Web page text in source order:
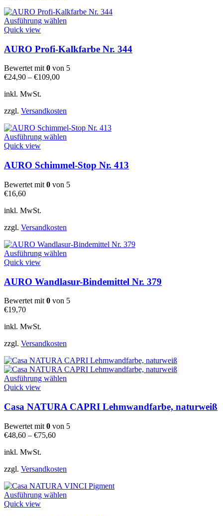
gewählt
Ausführung wählen
mehrere
Varianten
auf.
gewählt
Quick view
AURO Profi-Kalkfarbe Nr. 344
Bewertet mit0 von 5
€24,90 – €109,00
inkl. MwSt.
zzgl. Versandkosten
Ausführung wählen
mehrere
Varianten
auf.
gewählt
Quick view
AURO Schimmel-Stop Nr. 413
Bewertet mit 0 von 5
€16,60
inkl. MwSt.
zzgl. Versandkosten
Ausführung wählen
mehrere
Varianten
auf.
gewählt
werden
Quick view
AURO Wandlasur-Bindemittel Nr. 379
Bewertet mit 0 von 5
€19,70
inkl. MwSt.
zzgl. Versandkosten
Ausführung wählen
mehrere
Varianten
auf.
Die
gewählt
Quick view
Casa NATURA CAPRI Lehmwandfarbe, naturweiß
Bewertet mit 0 von 5
€48,60 – €75,60
inkl. MwSt.
zzgl. Versandkosten
Ausführung wählen
Quick view